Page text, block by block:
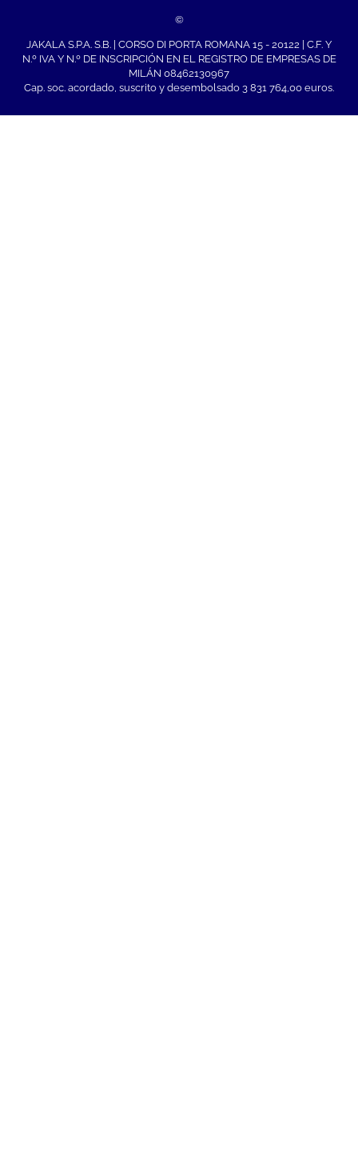
©
JAKALA S.P.A. S.B. | CORSO DI PORTA ROMANA 15 - 20122 | C.F. Y
N.º IVA Y N.º DE INSCRIPCIÓN EN EL REGISTRO DE EMPRESAS DE
MILÁN 08462130967
Cap. soc. acordado, suscrito y desembolsado 3 831 764,00 euros.